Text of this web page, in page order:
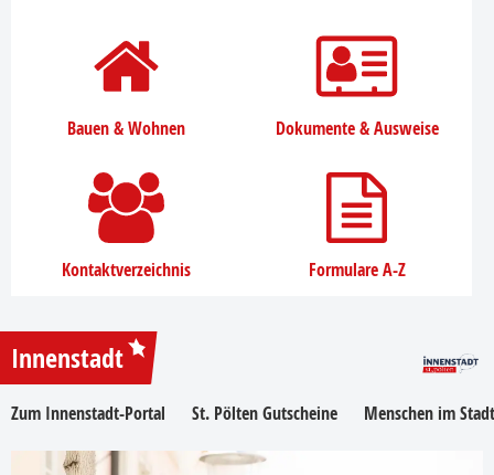
Bauen & Wohnen Dokumente & Ausweise
Kontaktverzeichnis Formulare A-Z
Innenstadt
Zum Innenstadt-Portal St. Pölten Gutscheine Menschen im